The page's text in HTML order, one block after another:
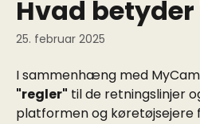
Hvad
25. februar 2025
I sammenhæng med
"regler" til de retningslinjer
platformen og